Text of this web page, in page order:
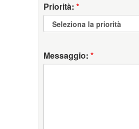
Priorità: *
Messaggio: *